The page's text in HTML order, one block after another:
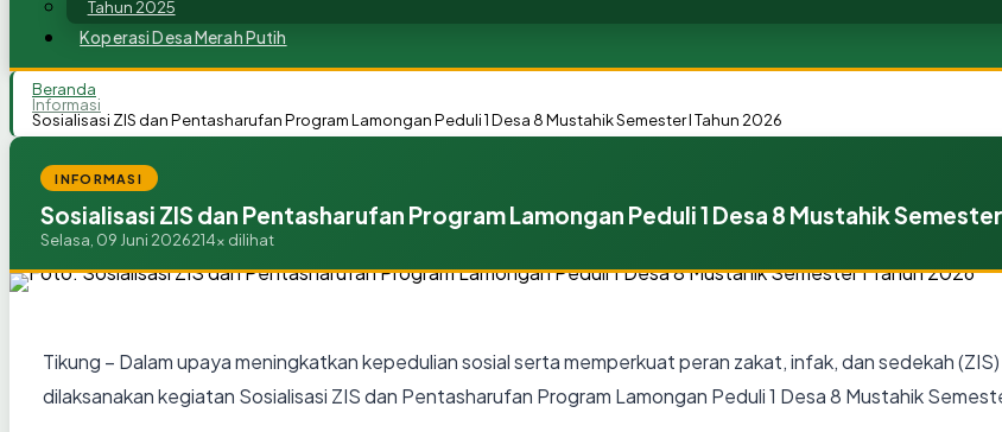
Tahun 2025
Koperasi Desa Merah Putih
Beranda
Informasi
Sosialisasi ZIS dan Pentasharufan Program Lamongan Peduli 1 Desa 8 Mustahik Semester I Tahun 2026
INFORMASI
Sosialisasi ZIS dan Pentasharufan Program Lamongan Peduli 1 Desa 8 Mustahik
Selasa, 09 Juni 2026214x dilihat
Tikung – Dalam upaya meningkatkan kepedulian sosial serta memperkuat peran zakat, infak, dan sedekah
dilaksanakan kegiatan Sosialisasi ZIS dan Pentasharufan Program Lamongan Peduli 1 Desa 8 Mustahik